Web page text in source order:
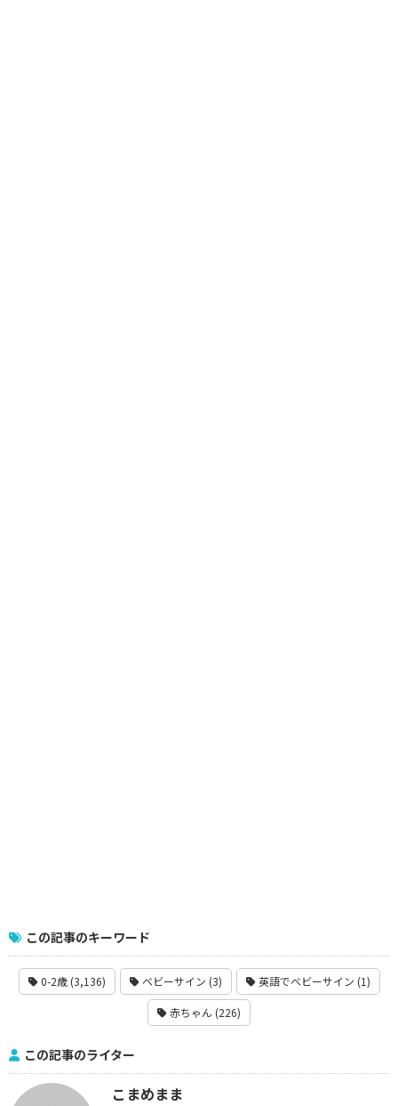
この記事のキーワード
0-2歳 (3,136) ベビーサイン (3) 英語でベビーサイン (1)
赤ちゃん (226)
この記事のライター
こまめまま